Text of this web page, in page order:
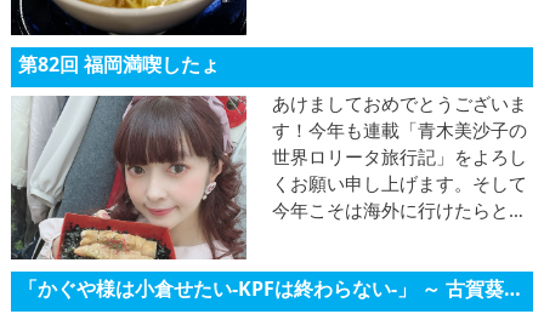
が登場しますよ♪
第82回 福岡満喫したょ
あけましておめでとうございま
す！今年も連載「青木美沙子の
世界ロリータ旅行記」をよろし
くお願い申し上げます。そして
今年こそは海外に行けたらと願
「かぐや様は小倉せたい-KPFは終わらない-」 ～ 古賀葵・鈴代紗弓 ～